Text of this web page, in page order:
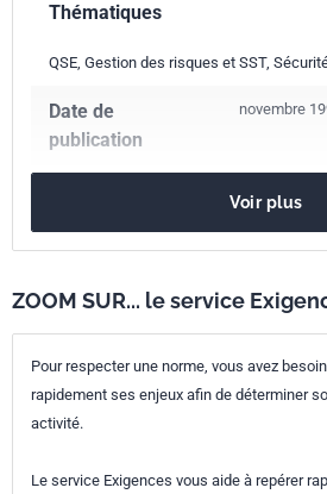
Thématiques
QSE, Gestion des risques et SST,
Date de
publication
novembre
Référence
Codes ICS
13.260Protection contre l'électrocution.
Voir plus
ZOOM SUR... le service
Pour respecter une norme, vous avez
rapidement ses enjeux afin de déterminer
activité.
Le service Exigences vous aide à repérer